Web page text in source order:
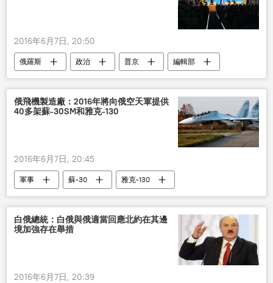
2016年6月7日, 20:50
俄羅斯 政治 普京
編輯部
今日俄羅斯國際通訊社
俄飛機製造廠：2016年將向俄空天軍提供
40多架蘇-30SM和雅克-130
2016年6月7日, 20:45
軍事 蘇-30
雅克-130
俄羅斯
白俄總統：白俄與俄適當回應北約在其邊
境加強存在舉措
2016年6月7日, 20:39